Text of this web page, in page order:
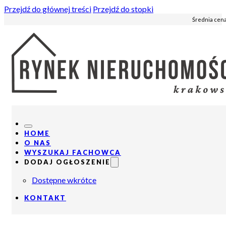
Przejdź do głównej treści Przejdź do stopki
Średnia
HOME
O NAS
WYSZUKAJ FACHOWCA
DODAJ OGŁOSZENIE
Dostępne wkrótce
KONTAKT